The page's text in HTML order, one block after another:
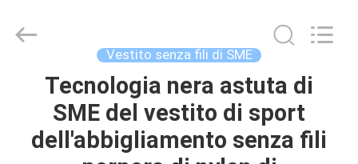
CASA
PRODOTTI
Fumao
Technology
Vestito senza fili di SME
Tecnologia nera astuta di
SME del vestito di sport
dell'abbigliamento senza fili